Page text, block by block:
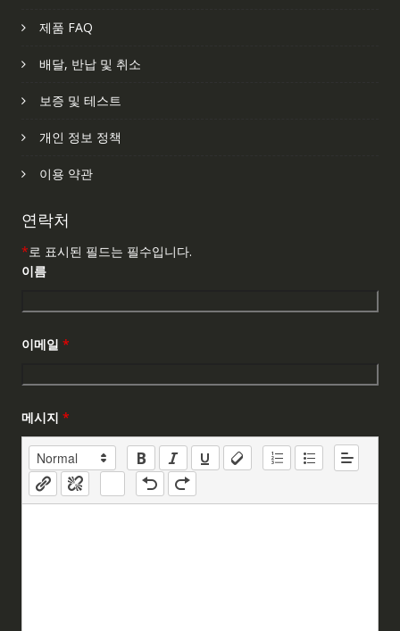
제품 FAQ
배달, 반납 및 취소
보증 및 테스트
개인 정보 정책
이용 약관
연락처
*로 표시된 필드는 필수입니다.
이름
이메일 *
메시지 *